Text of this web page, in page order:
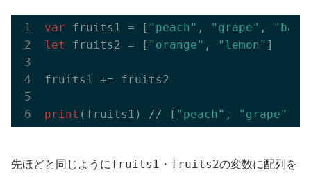
var fruits1 = [ "peach" , "grape" ,
let
fruits2 = [ "orange" , "lemon" ]
fruits1 += fruits2
print (fruits1) // [ "peach" , "grape"
先ほどと同じようにfruits1 ・ fruits2の変数に配列を